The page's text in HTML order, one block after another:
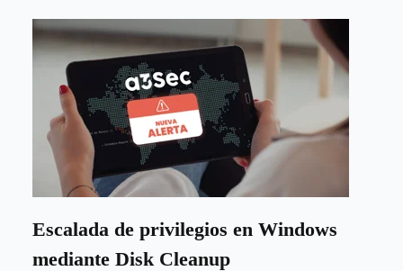
Escalada de privilegios en Windows
mediante Disk Cleanup